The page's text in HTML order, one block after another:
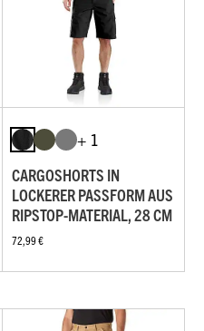
+ 1
CARGOSHORTS IN
LOCKERER PASSFORM AUS
RIPSTOP-MATERIAL, 28 CM
72,99 €